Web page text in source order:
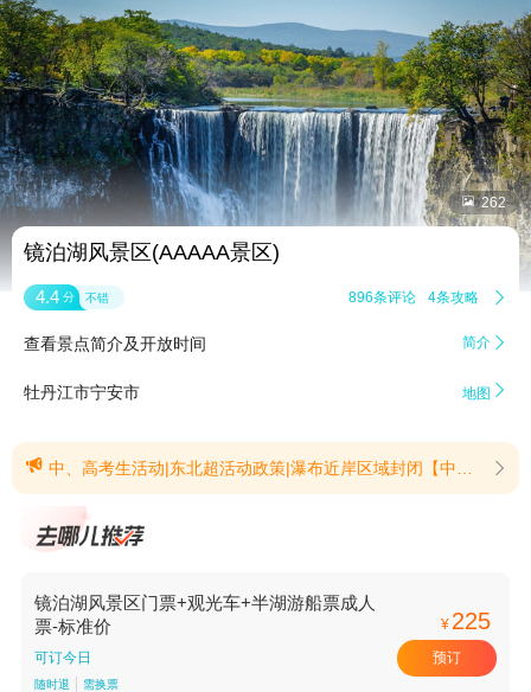
 262
镜泊湖风景区(AAAAA景区)
4.4 分 不错 896条评论 4条攻略 
查看景点简介及开放时间 简介 
牡丹江市宁安市 地图 
 中、高考生活动|东北超活动政策|瀑布近岸区域封闭【中、高考生活动】2026年6月27日-2026年9月13日期间，2026年全国应届中、高考生凭身份证及准考证或录取通知书(原件、复印件或电子版)免门票进入镜泊湖景区，其他项目正常收费。需携带本人有效身份证及2026年全国应届中、高考生准考证或录取通知书(原件、复印件或电子版)，景区现场核实，方可享受此活动。(提示有效期2026/7/2至2026/9/13)【东北超活动政策】优惠政策：镜泊湖风景区、火山口国家森林公园、三道关国家森林公园，免入园门票。三个景区可选任意一个景区，仅限一次。优惠时间：2026年6月10日至10月31日优惠人群：1、指定地区市民：辽宁省、吉林省、黑龙江省和内蒙古自治区的游客。2、赛事工作人员：东北超运动员、裁判员等工作人员。入园方式：1、指定地区市民：持本人有效身份证+观赛票根，至景区检票口核验入园；2、赛事工作人员：持本人身份证+赛事专属有效工作证件，核验入园。(提示有效期2026/7/2至2026/10/31)【瀑布近岸区域封闭】近期强降雨天气致使瀑布近岸区域临时封闭，为保障游览安全，游客可乘坐观光车或步行前往瀑布站，驻足观瀑桥，隔岸远眺磅礴的吊水楼瀑布盛景。(提示有效期2026/7/31至2026/8/31) 
镜泊湖风景区门票+观光车+半湖游船票成人
票-标准价
可订今日
随时退 需换票
¥ 225
预订
